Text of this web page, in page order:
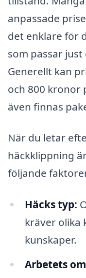
anpassade
det enklare för
som passar
Generellt kan
och 800 kronor
även finnas
När du letar
häckklippning
följande
Häcks typ:
kräver olika
kunskaper.
Arbetets